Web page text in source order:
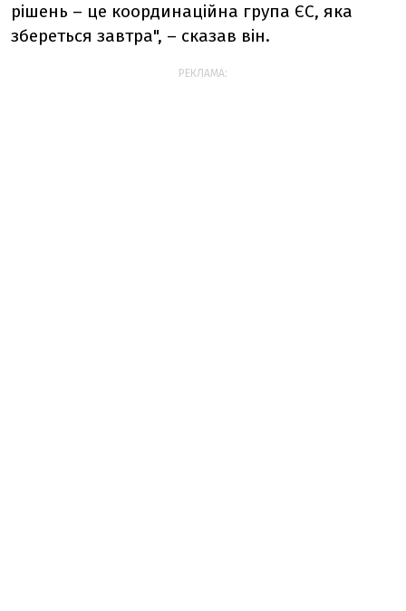
рішень – це координаційна група ЄС, яка
збереться завтра", – сказав він.
РЕКЛАМА: